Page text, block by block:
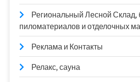
Региональный Лесной Склад,
пиломатериалов и отделочных
Реклама и Контакты
Релакс, сауна